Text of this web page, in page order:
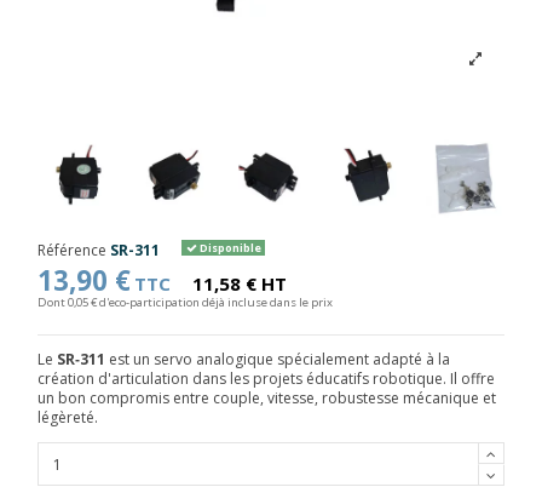
Référence SR-311 Disponible
13,90 € TTC 11,58 € HT
Dont 0,05 € d'eco-participation déjà incluse dans le prix
Le SR‑311 est un servo analogique spécialement adapté à la
création d'articulation dans les projets éducatifs robotique. Il offre
un bon compromis entre couple, vitesse, robustesse mécanique et
légèreté.